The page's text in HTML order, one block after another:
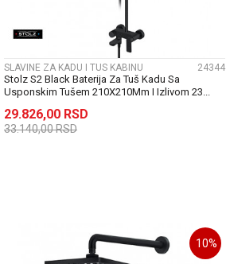
SLAVINE ZA KADU I TUS KABINU 24344
Stolz S2 Black Baterija Za Tuš Kadu Sa
Usponskim Tušem 210X210Mm I Izlivom 23...
29.826,00 RSD
33.140,00RSD
10%